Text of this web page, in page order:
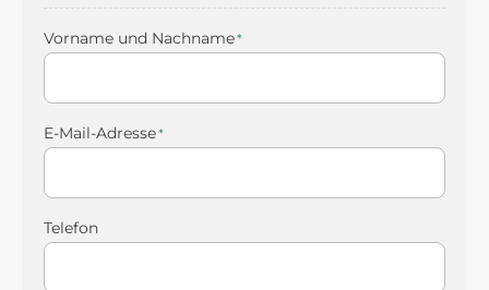
Vorname und Nachname
E-Mail-Adresse
Telefon